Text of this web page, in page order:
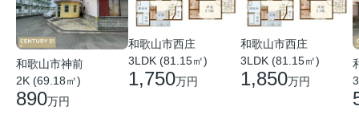
和歌山市神前
2K (69.18㎡)
890万円
和歌山市西庄
3LDK (81.15㎡)
1,750万円
和歌山市西庄
3LDK (81.15㎡)
1,850万円